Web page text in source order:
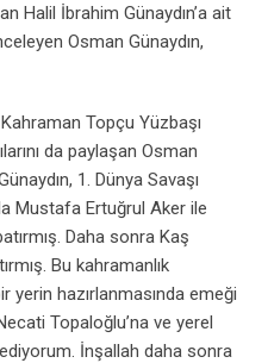
Halil İbrahim Günaydın’a ait
Osman Günaydın,
Kahraman Topçu Yüzbaşı
da paylaşan Osman
1. Dünya Savaşı
Mustafa Ertuğrul Aker ile
Daha sonra Kaş
Bu kahramanlık
hazırlanmasında emeği
Topaloğlu’na ve yerel
İnşallah daha sonra